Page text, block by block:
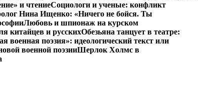
и чтениеСоциологи и ученые: конфликт
Нина Ищенко: «Ничего не бойся. Ты
Любовь и шпионаж на курском
китайцев и русскихОбезьяна танцует в театре:
военная поэзия»: идеологический текст или
военной поэзииШерлок Холмс в